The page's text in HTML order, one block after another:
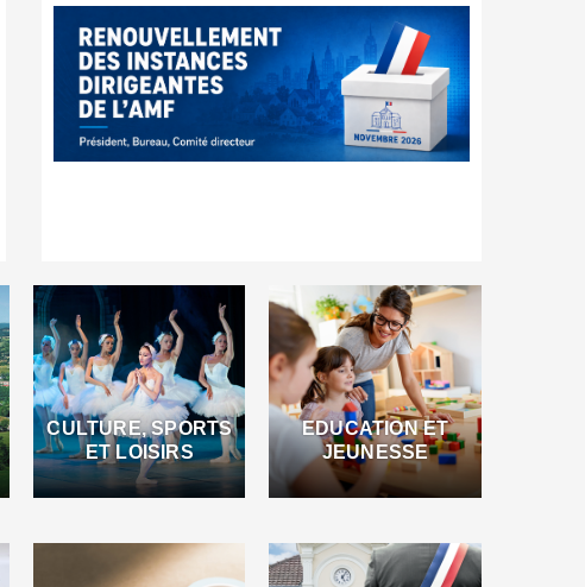
CULTURE, SPORTS
ET LOISIRS
EDUCATION ET
JEUNESSE